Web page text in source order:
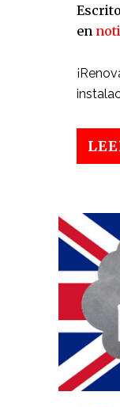
en